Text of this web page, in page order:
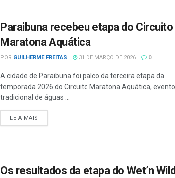
Paraibuna recebeu etapa do Circuito
Maratona Aquática
POR GUILHERME FREITAS 31 DE MARÇO DE 2026 0
A cidade de Paraibuna foi palco da terceira etapa da
temporada 2026 do Circuito Maratona Aquática, evento
tradicional de águas ...
LEIA MAIS
Os resultados da etapa do Wet’n Wild